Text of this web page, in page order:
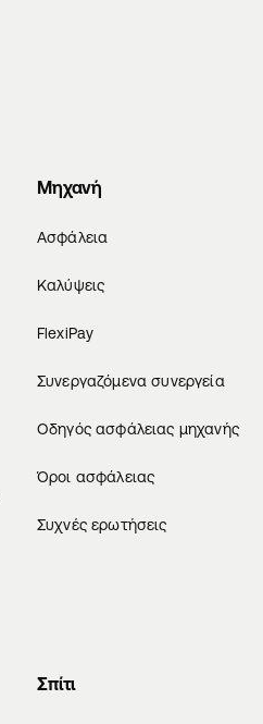
Μηχανή
Ασφάλεια
Καλύψεις
FlexiPay
Συνεργαζόμενα συνεργεία
Οδηγός ασφάλειας μηχανής
Όροι ασφάλειας
Συχνές ερωτήσεις
Σπίτι